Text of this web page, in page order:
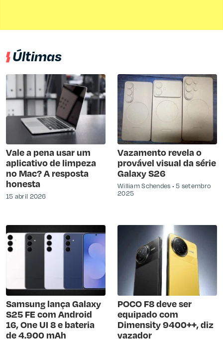
Últimas
Vale a pena usar um
aplicativo de limpeza
no Mac? A resposta
honesta
15 abril 2026
Vazamento revela o
provável visual da série
Galaxy S26
William Schendes
5 setembro
2025
Samsung lança Galaxy
S25 FE com Android
16, One UI 8 e bateria
de 4.900 mAh
POCO F8 deve ser
equipado com
Dimensity 9400++, diz
vazador